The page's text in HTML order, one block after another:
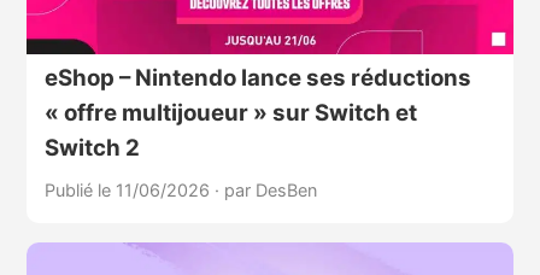
eShop – Nintendo lance ses réductions
« offre multijoueur » sur Switch et
Switch 2
Publié le 11/06/2026 · par DesBen